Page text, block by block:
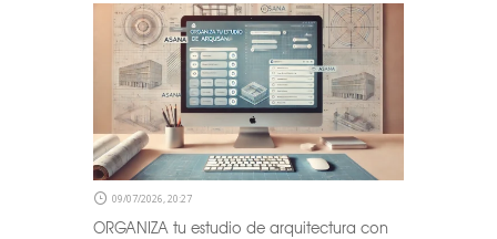
09/07/2026, 20:27
ORGANIZA tu estudio de arquitectura con